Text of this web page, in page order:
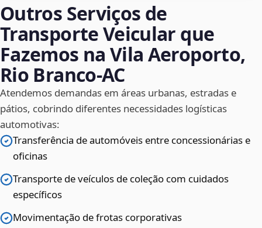
Outros Serviços de
Transporte Veicular que
Fazemos na Vila Aeroporto,
Rio Branco‑AC
Atendemos demandas em áreas urbanas, estradas e
pátios, cobrindo diferentes necessidades logísticas
automotivas:
Transferência de automóveis entre concessionárias e
oficinas
Transporte de veículos de coleção com cuidados
específicos
Movimentação de frotas corporativas